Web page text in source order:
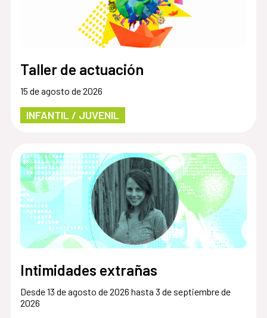
Taller de actuación
15 de agosto de 2026
INFANTIL / JUVENIL
Intimidades extrañas
Desde 13 de agosto de 2026 hasta 3 de septiembre de
2026